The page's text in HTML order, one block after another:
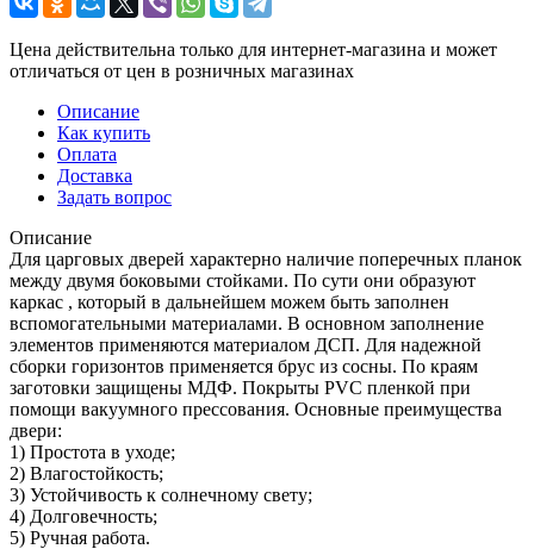
Цена действительна только для интернет-магазина и может
отличаться от цен в розничных магазинах
Описание
Как купить
Оплата
Доставка
Задать вопрос
Описание
Для царговых дверей характерно наличие поперечных планок
между двумя боковыми стойками. По сути они образуют
каркас , который в дальнейшем можем быть заполнен
вспомогательными материалами. В основном заполнение
элементов применяются материалом ДСП. Для надежной
сборки горизонтов применяется брус из сосны. По краям
заготовки защищены МДФ. Покрыты PVC пленкой при
помощи вакуумного прессования. Основные преимущества
двери:
1) Простота в уходе;
2) Влагостойкость;
3) Устойчивость к солнечному свету;
4) Долговечность;
5) Ручная работа.